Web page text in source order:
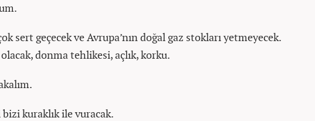
sert geçecek ve Avrupa’nın doğal gaz stokları yetmeyecek.
donma tehlikesi, açlık, korku.
kuraklık ile vuracak.